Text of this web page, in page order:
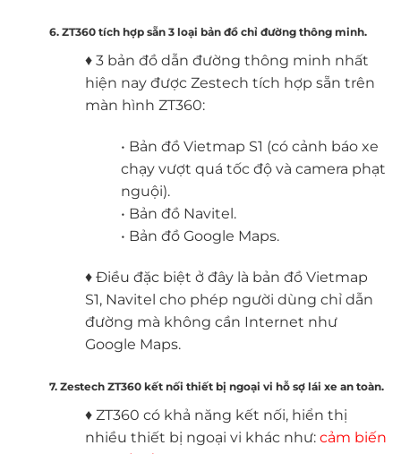
6. ZT360 tích hợp sẵn 3 loại bản đồ chỉ đường thông minh.
♦ 3 bản đồ dẫn đường thông minh nhất
hiện nay được Zestech tích hợp sẵn trên
màn hình ZT360:
• Bản đồ Vietmap S1 (có cảnh báo xe
chạy vượt quá tốc độ và camera phạt
nguội).
• Bản đồ Navitel.
• Bản đồ Google Maps.
♦ Điều đặc biệt ở đây là bản đồ Vietmap
S1, Navitel cho phép người dùng chỉ dẫn
đường mà không cần Internet như
Google Maps.
7. Zestech ZT360 kết nối thiết bị ngoại vi hỗ sợ lái xe an toàn.
♦ ZT360 có khả năng kết nối, hiển thị
nhiều thiết bị ngoại vi khác như: cảm biến